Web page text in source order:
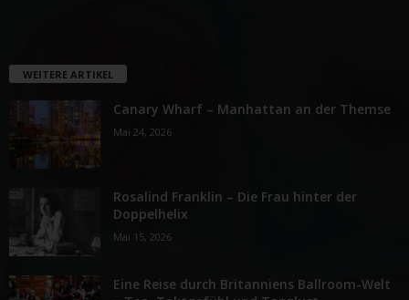
WEITERE ARTIKEL
Canary Wharf – Manhattan an der Themse
Mai 24, 2026
Rosalind Franklin – Die Frau hinter der
Doppelhelix
Mai 15, 2026
Eine Reise durch Britanniens Ballroom-Welt